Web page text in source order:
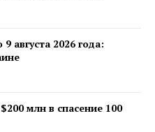
августа 2026 года:
млн в спасение 100